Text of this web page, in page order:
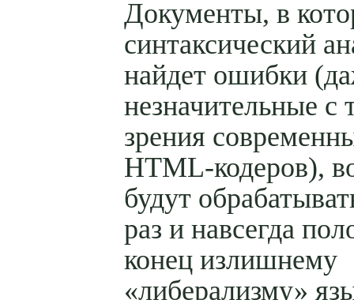
Документы, в
синтаксический
найдет ошибки
незначительные с
зрения
HTML-кодеров),
будут
раз и навсегда
конец излишнему
«либерализму»